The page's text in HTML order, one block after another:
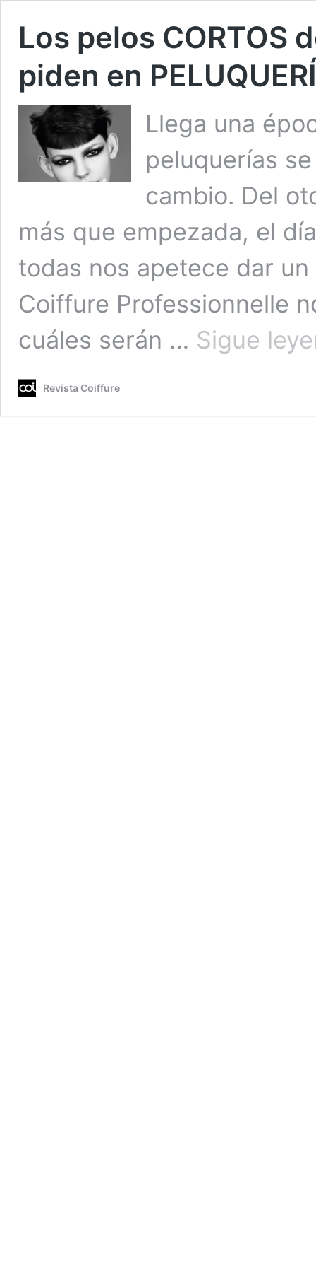
Los pelos CORTOS
piden en
Llega una
peluquerías
cambio. Del
más que empezada, el
todas nos apetece dar
Coiffure Professionnelle
cuáles serán … Sigue
Revista Coiffure